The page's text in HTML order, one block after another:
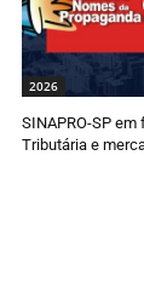
2026
SINAPRO-SP
Tributária e